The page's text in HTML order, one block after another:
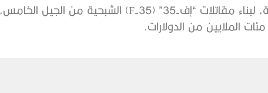
“لوكهيد مارتن (Lockheed Martin) العملاقة، لبناء مقاتلات “إف-35” (F-35) الشبحية من الجيل الخامس،